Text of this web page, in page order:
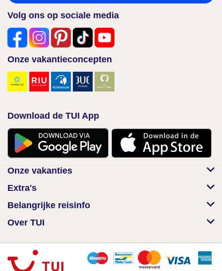
Volg ons op sociale media
Onze vakantieconcepten
Download de TUI App
Onze vakanties
Extra's
Belangrijke reisinfo
Over TUI